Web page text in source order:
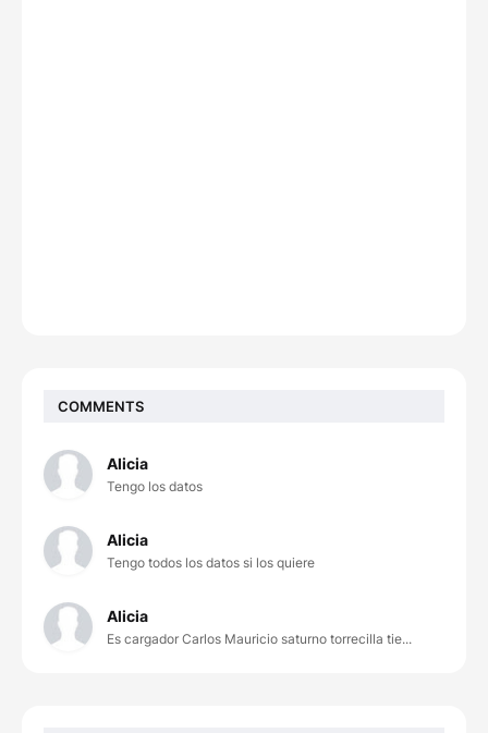
COMMENTS
Alicia
Tengo los datos
Alicia
Tengo todos los datos si los quiere
Alicia
Es cargador Carlos Mauricio saturno torrecilla tie...